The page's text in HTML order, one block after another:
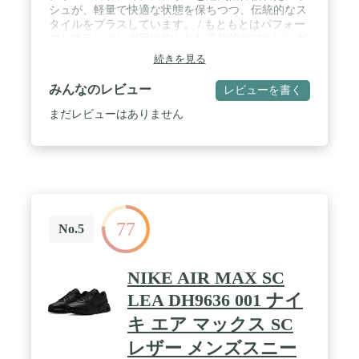
シュが、軽量で快適な状態を保ちつつ、伝統的なス
タイルをプラスしています。 / もともとはパフォー
スのエアユニットは、控え目のプロファイルで、洗
練された外観を実現しており、履いてみたくなる新
しい感覚を加えています。 / フォームミッドソール
は信じられないほどソフトで、足元の反発性を生み
出します。 / ゴム製のアウトソールで耐久性とトラ
続きを見る
みんなのレビュー レビューを書く
まだレビューはありません
No.5 77
NIKE AIR MAX SC
LEA DH9636 001 ナイ
キ エア マックス SC
レザー メンズスニー